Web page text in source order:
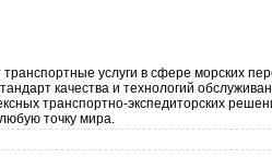
услуги в сфере морских
качества и технологий
транспортно-экспедиторских
точку мира.